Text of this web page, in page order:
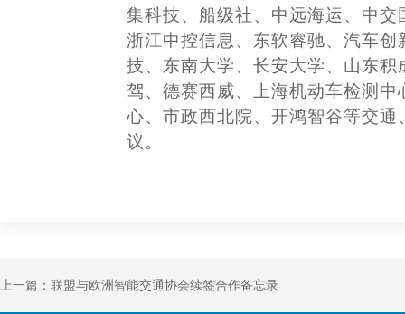
集科技、 船级社、 中远海运、中交
浙江中控信息、东软睿驰、汽车创
技、 东南大学、 长安大学、 山东积
驾、德赛西威、上海机动车检测中
心、市政西北院、 开鸿智谷等交通
议。
上一篇：联盟与欧洲智能交通协会续签合作备忘录